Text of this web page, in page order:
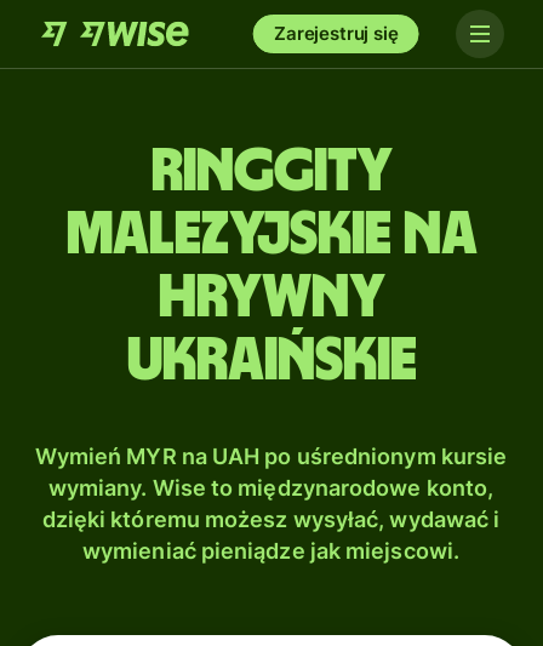
Zarejestruj się
Ringgity
malezyjskie na
Hrywny
ukraińskie
Wymień MYR na UAH po uśrednionym kursie
wymiany. Wise to międzynarodowe konto,
dzięki któremu możesz wysyłać, wydawać i
wymieniać pieniądze jak miejscowi.